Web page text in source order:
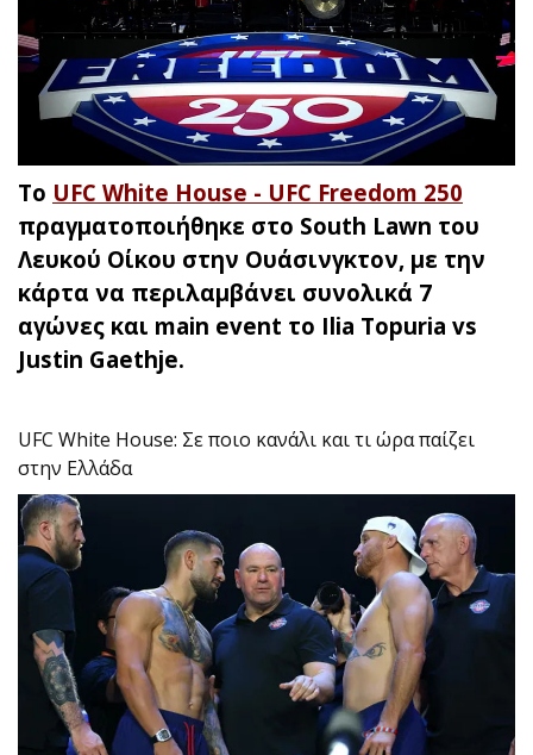
Το UFC White House - UFC Freedom 250
πραγματοποιήθηκε στο South Lawn του
Λευκού Οίκου στην Ουάσινγκτον, με την
κάρτα να περιλαμβάνει συνολικά 7
αγώνες και main event το Ilia Topuria vs
Justin Gaethje.
UFC White House: Σε ποιο κανάλι και τι ώρα παίζει
στην Ελλάδα